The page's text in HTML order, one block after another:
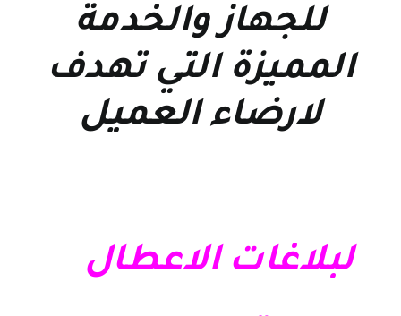
للجهاز والخدمة
المميزة التي تهدف
لارضاء العميل
لبلاغات الاعطال